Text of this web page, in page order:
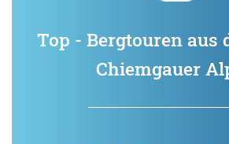
Top - Bergtouren aus
Chiemgauer